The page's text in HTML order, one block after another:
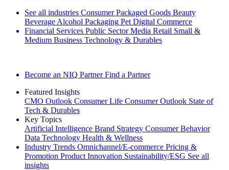
See all industries Consumer Packaged Goods Beauty
Beverage Alcohol Packaging Pet Digital Commerce
Financial Services Public Sector Media Retail Small &
Medium Business Technology & Durables
Become an NIQ Partner Find a Partner
Featured Insights
CMO Outlook Consumer Life Consumer Outlook State of
Tech & Durables
Key Topics
Artificial Intelligence Brand Strategy Consumer Behavior
Data Technology Health & Wellness
Industry Trends Omnichannel/E-commerce Pricing &
Promotion Product Innovation Sustainability/ESG See all
insights